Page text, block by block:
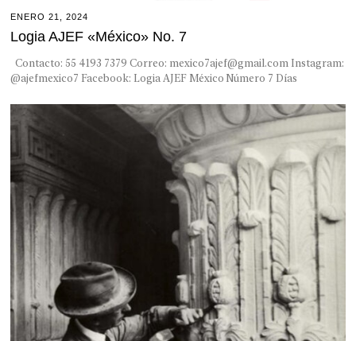
ENERO 21, 2024
Logia AJEF «México» No. 7
Contacto: 55 4193 7379 Correo: mexico7ajef@gmail.com Instagram:
@ajefmexico7 Facebook: Logia AJEF México Número 7 Días